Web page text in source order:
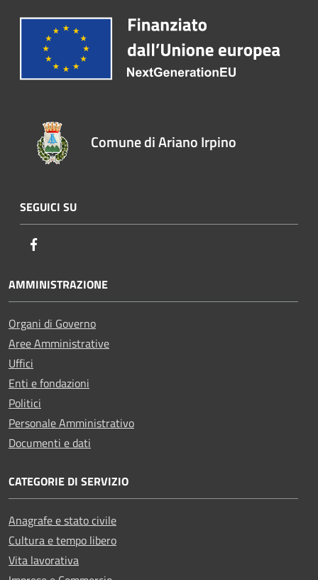
Comune di Ariano Irpino
SEGUICI SU
AMMINISTRAZIONE
Organi di Governo
Aree Amministrative
Uffici
Enti e fondazioni
Politici
Personale Amministrativo
Documenti e dati
CATEGORIE DI SERVIZIO
Anagrafe e stato civile
Cultura e tempo libero
Vita lavorativa